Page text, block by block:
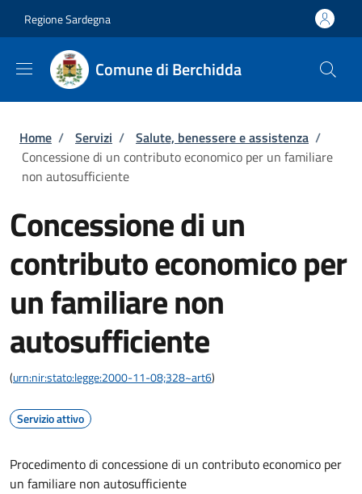
Regione Sardegna
Comune di Berchidda
Briciole di pane
Home / Servizi / Salute, benessere e assistenza /
Concessione di un contributo economico per un familiare
non autosufficiente
Concessione di un
contributo economico per
un familiare non
autosufficiente
(urn:nir:stato:legge:2000-11-08;328~art6)
Servizio attivo
Procedimento di concessione di un contributo economico per
un familiare non autosufficiente